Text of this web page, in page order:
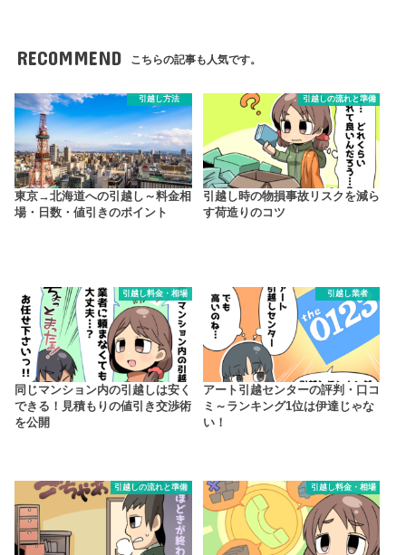
RECOMMEND こちらの記事も人気です。
引越し方法
東京→北海道への引越し～料金相
場・日数・値引きのポイント
引越しの流れと準備
引越し時の物損事故リスクを減ら
す荷造りのコツ
引越し料金・相場
同じマンション内の引越しは安く
できる！見積もりの値引き交渉術
を公開
引越し業者
アート引越センターの評判・口コ
ミ～ランキング1位は伊達じゃな
い！
引越しの流れと準備 引越し料金・相場